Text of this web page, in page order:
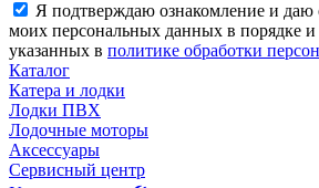
Я подтверждаю ознакомление и даю
моих персональных данных в порядке и
указанных в политике обработки
Каталог
Катера и лодки
Лодки ПВХ
Лодочные моторы
Аксессуары
Сервисный центр